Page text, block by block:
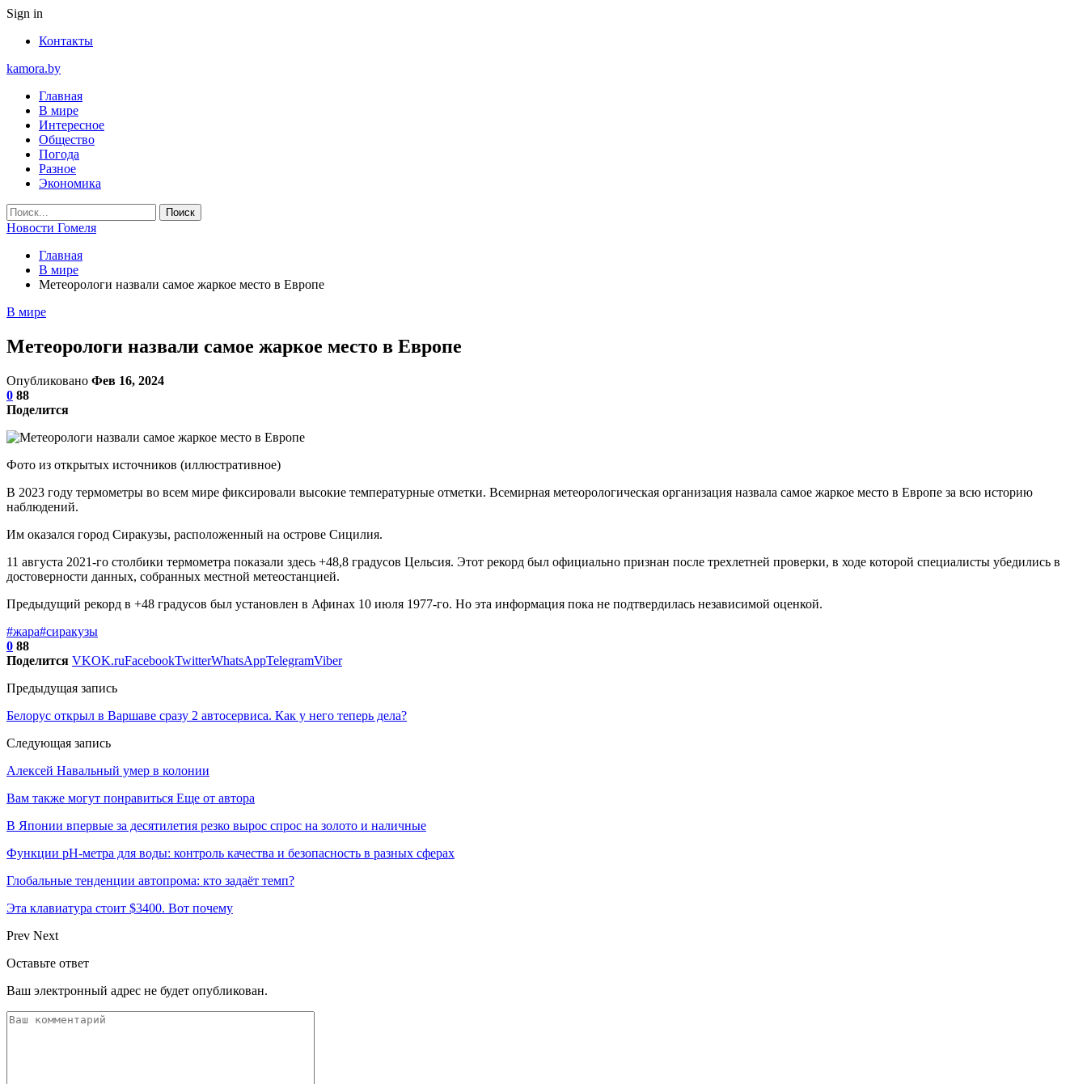
Sign in
Контакты
kamora.by
Главная
В мире
Интересное
Общество
Погода
Разное
Экономика
Новости Гомеля
Главная
В мире
Метеорологи назвали самое жаркое место в Европе
В мире
Метеорологи назвали самое жаркое место в Европе
Опубликовано Фев 16, 2024
0 88
Поделится
Фото из открытых источников (иллюстративное)
В 2023 году термометры во всем мире фиксировали высокие температурные отметки. Всемирная метеорологическая организация назвала самое жаркое место в Европе за всю историю
наблюдений.
Им оказался город Сиракузы, расположенный на острове Сицилия.
11 августа 2021-го столбики термометра показали здесь +48,8 градусов Цельсия. Этот рекорд был официально признан после трехлетней проверки, в ходе которой специалисты убедились в
достоверности данных, собранных местной метеостанцией.
Предыдущий рекорд в +48 градусов был установлен в Афинах 10 июля 1977-го. Но эта информация пока не подтвердилась независимой оценкой.
#жара#сиракузы
0 88
Поделится VKOK.ruFacebookTwitterWhatsAppTelegramViber
Предыдущая запись
Белорус открыл в Варшаве сразу 2 автосервиса. Как у него теперь дела?
Следующая запись
Алексей Навальный умер в колонии
Вам также могут понравиться Еще от автора
В Японии впервые за десятилетия резко вырос спрос на золото и наличные
Функции pH-метра для воды: контроль качества и безопасность в разных сферах
Глобальные тенденции автопрома: кто задаёт темп?
Эта клавиатура стоит $3400. Вот почему
Prev Next
Оставьте ответ
Ваш электронный адрес не будет опубликован.